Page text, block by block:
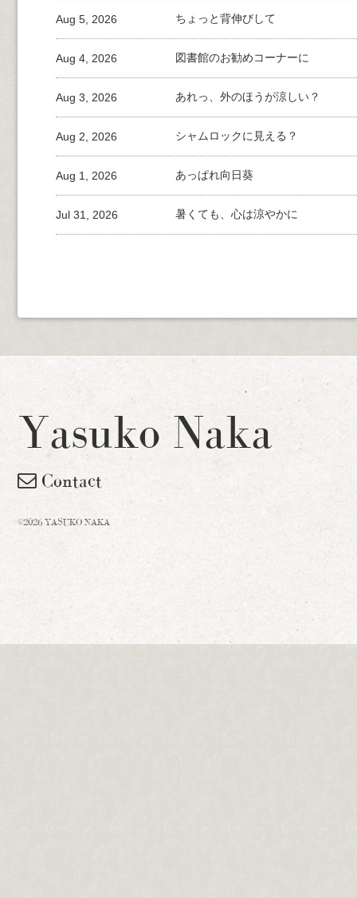
ちょっと背伸びして
Aug 5, 2026
図書館のお勧めコーナーに
Aug 4, 2026
あれっ、外のほうが涼しい？
Aug 3, 2026
シャムロックに見える？
Aug 2, 2026
あっぱれ向日葵
Aug 1, 2026
暑くても、心は涼やかに
Jul 31, 2026
Yasuko Naka
Contact
©2026 YASUKO NAKA